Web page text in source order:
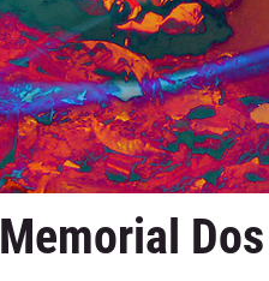
Memorial